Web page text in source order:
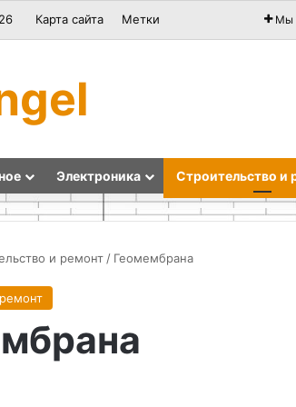
Карта сайта Метки Мы
Электроника Строительство и
и ремонт / Геомембрана
Как
сделать
строительную